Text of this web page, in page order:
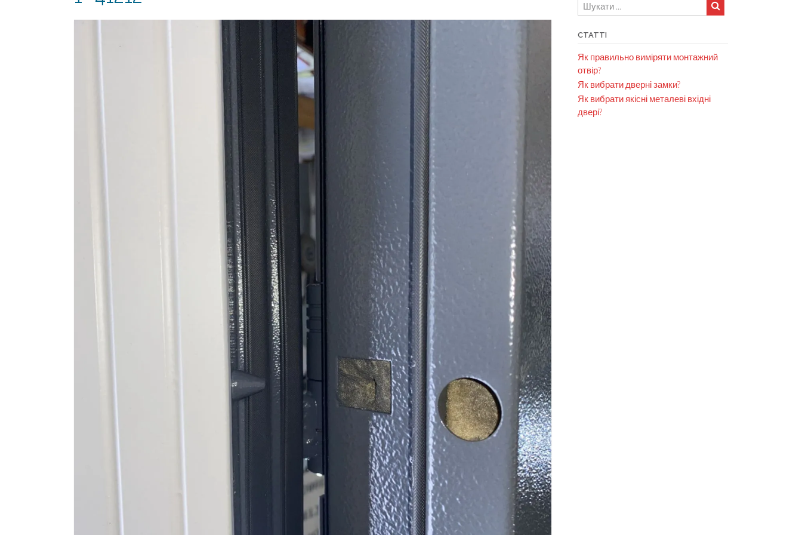
СТАТТІ
Як правильно виміряти монтажний
отвір?
Як вибрати дверні замки?
Як вибрати якісні металеві вхідні
двері?